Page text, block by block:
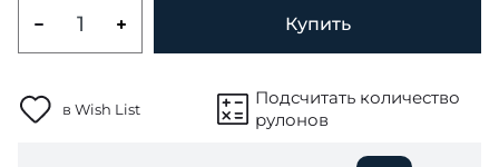
Купить
в Wish List
Подсчитать количество
рулонов